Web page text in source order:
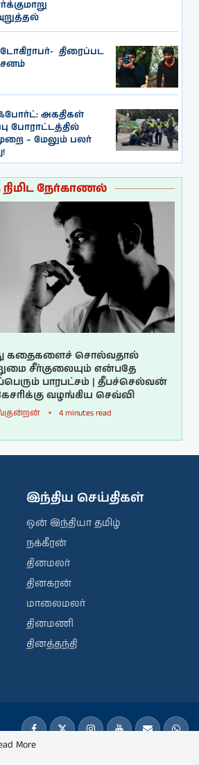
திரைப்பட
அகதிகள்
போராட்டத்தில்
– மேலும் பலர்
நிமிட நேர்காணல்
கதைகளைச் சொல்வதால்
சீர்குலையும் என்பதே
பாரபட்சம் | தீபச்செல்வன்
வழங்கிய செவ்வி
4 minutes read
இந்திய செய்திகள்
ஒன் இந்தியா தமிழ்
நக்கீரன்
தினமலர்
தினகரன்
மாலைமலர்
தினமணி
தினத்தந்தி
More